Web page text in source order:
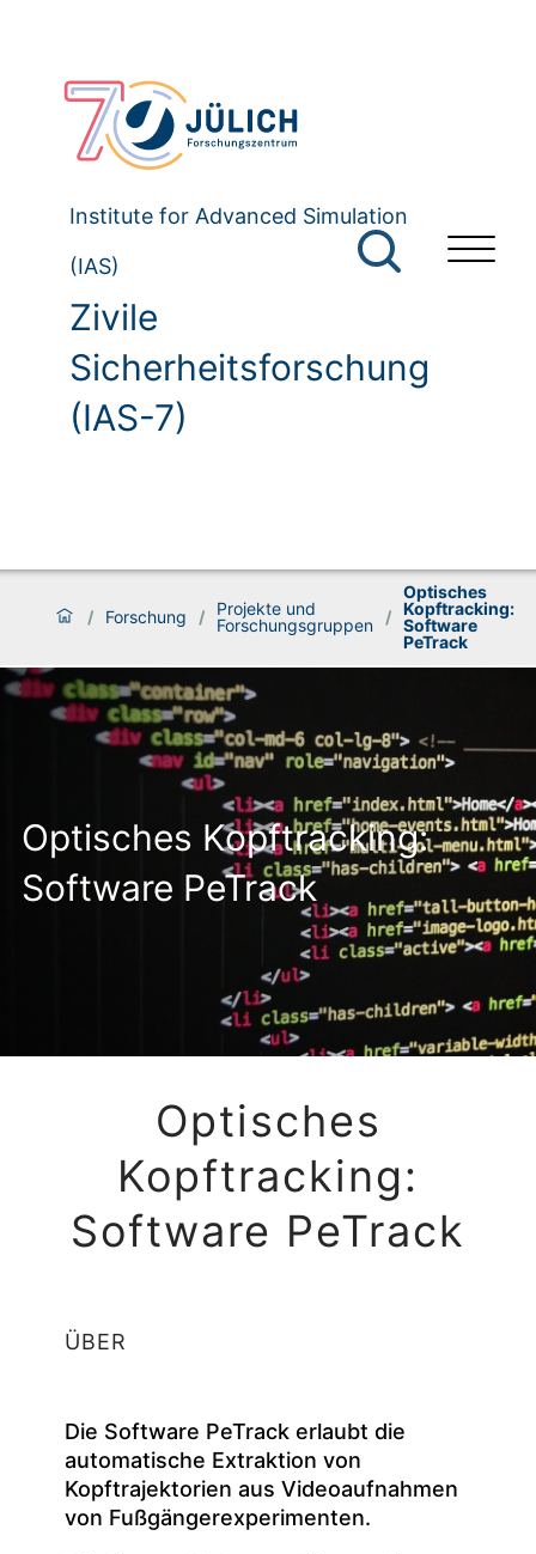
Institute for Advanced Simulation
(IAS)
Zivile
Sicherheitsforschung
(IAS-7)
/ Forschung /
Projekte und
Forschungsgruppen /
Optisches
Kopftracking:
Software
PeTrack
Optisches Kopftracking:
Software PeTrack
Optisches
Kopftracking:
Software PeTrack
ÜBER
Die Software PeTrack erlaubt die
automatische Extraktion von
Kopftrajektorien aus Videoaufnahmen
von Fußgängerexperimenten.